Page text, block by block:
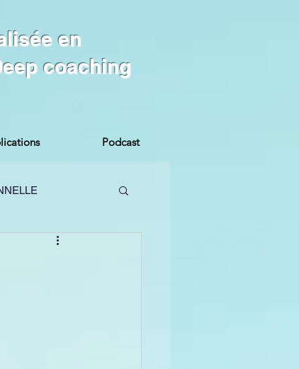
en
coaching
Podcast